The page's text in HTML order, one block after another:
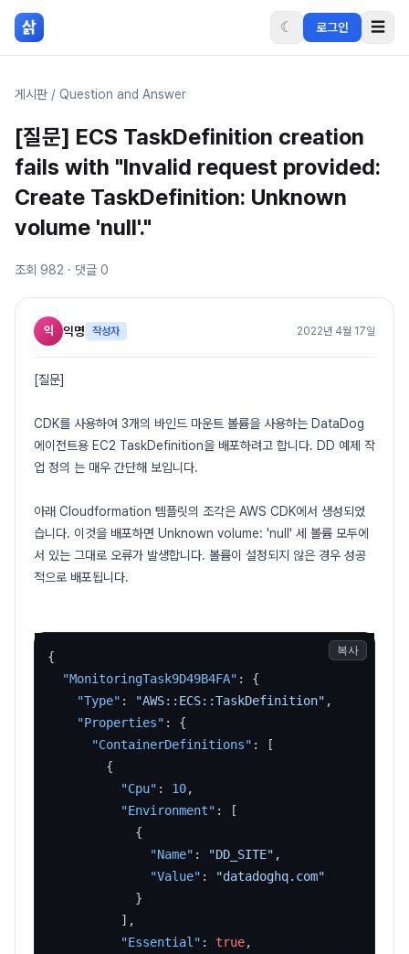
본문 바로가기
삵 ☾ 로그인 ☰
게시판 / Question and Answer
[질문] ECS TaskDefinition creation
fails with "Invalid request provided:
Create TaskDefinition: Unknown
volume 'null'."
조회 982 · 댓글 0
익 익명 작성자 2022년 4월 17일
[질문]
CDK를 사용하여 3개의 바인드 마운트 볼륨을 사용하는 DataDog
에이전트용 EC2 TaskDefinition을 배포하려고 합니다. DD 예제 작
업 정의 는 매우 간단해 보입니다.
아래 Cloudformation 템플릿의 조각은 AWS CDK에서 생성되었
습니다. 이것을 배포하면 Unknown volume: 'null' 세 볼륨 모두에
서 있는 그대로 오류가 발생합니다. 볼륨이 설정되지 않은 경우 성공
적으로 배포됩니다.
{
"MonitoringTask9D49B4FA" :
{
"Type" : "AWS::ECS::TaskDefinition" ,
"Properties" :
{
"ContainerDefinitions" :
[
{
"Cpu" : 10,
"Environment" :
[
{
"Name" : "DD_SITE" ,
"Value" :
"datadoghq.com"
}
] ,
"Essential" : true,
복사